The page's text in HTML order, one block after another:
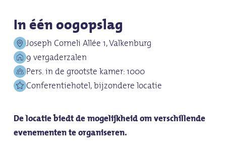
In één oogopslag
Joseph Corneli Allée 1, Valkenburg
9 vergaderzalen
Pers. in de grootste kamer: 1000
Conferentiehotel, bijzondere locatie
De locatie biedt de mogelijkheid om verschillende
evenementen te organiseren.